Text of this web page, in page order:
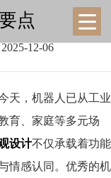
点
12-06
天，机器人已从工业
育、家庭等多元场
设计不仅承载着功能
情感认同。优秀的机